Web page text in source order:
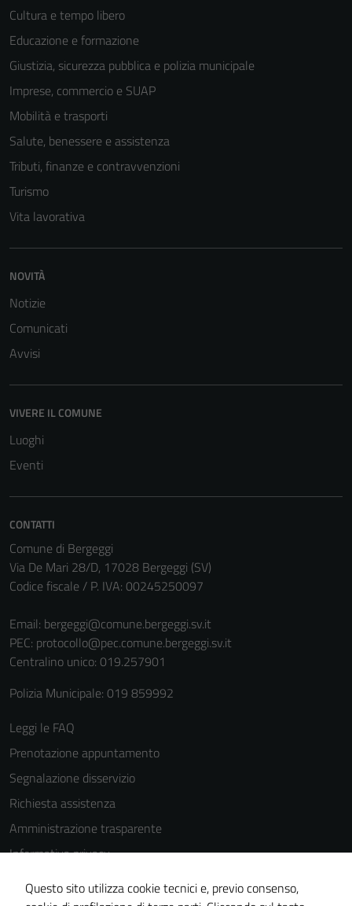
Cultura e tempo libero
Educazione e formazione
Giustizia, sicurezza pubblica e polizia municipale
Imprese, commercio e SUAP
Mobilità e trasporti
Salute, benessere e assistenza
Tributi, finanze e contravvenzioni
Turismo
Vita lavorativa
NOVITÀ
Notizie
Comunicati
Avvisi
VIVERE IL COMUNE
Luoghi
Eventi
CONTATTI
Comune di Bergeggi
Via De Mari 28/D, 17028 Bergeggi (SV)
Codice fiscale / P. IVA: 00245250097
Email: bergeggi@comune.bergeggi.sv.it
PEC: protocollo@pec.comune.bergeggi.sv.it
Centralino unico: 019.257901
Polizia Municipale: 019 859992
Leggi le FAQ
Prenotazione appuntamento
Segnalazione disservizio
Richiesta assistenza
Amministrazione trasparente
Informativa privacy
Cookie Policy
Questo sito utilizza cookie tecnici e, previo consenso,
per il
personali.